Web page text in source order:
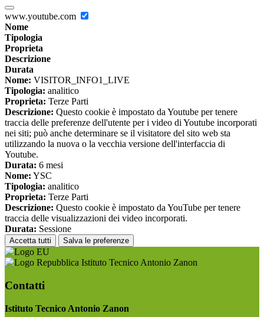
www.youtube.com
Nome
Tipologia
Proprieta
Descrizione
Durata
Nome: VISITOR_INFO1_LIVE
Tipologia: analitico
Proprieta: Terze Parti
Descrizione: Questo cookie è impostato da Youtube per tenere
traccia delle preferenze dell'utente per i video di Youtube incorporati
nei siti; può anche determinare se il visitatore del sito web sta
utilizzando la nuova o la vecchia versione dell'interfaccia di
Youtube.
Durata: 6 mesi
Nome: YSC
Tipologia: analitico
Proprieta: Terze Parti
Descrizione: Questo cookie è impostato da YouTube per tenere
traccia delle visualizzazioni dei video incorporati.
Durata: Sessione
Accetta tutti Salva le preferenze
Istituto Tecnico Antonio Zanon
Contatti
Istituto Tecnico Antonio Zanon